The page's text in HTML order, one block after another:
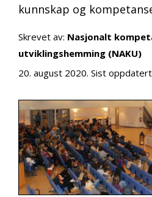
kunnskap og
Skrevet av: Nasjonalt
utviklingshemming (NAKU)
20. august 2020. Sist